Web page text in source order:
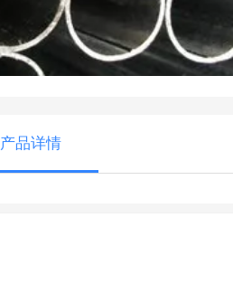
产品详情